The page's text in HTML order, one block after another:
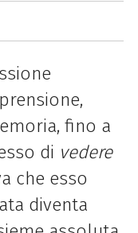
fino a
di vedere
che esso
diventa